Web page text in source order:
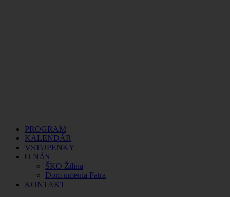
PROGRAM
KALENDÁR
VSTUPENKY
O NÁS
ŠKO Žilina
Dom umenia Fatra
KONTAKT